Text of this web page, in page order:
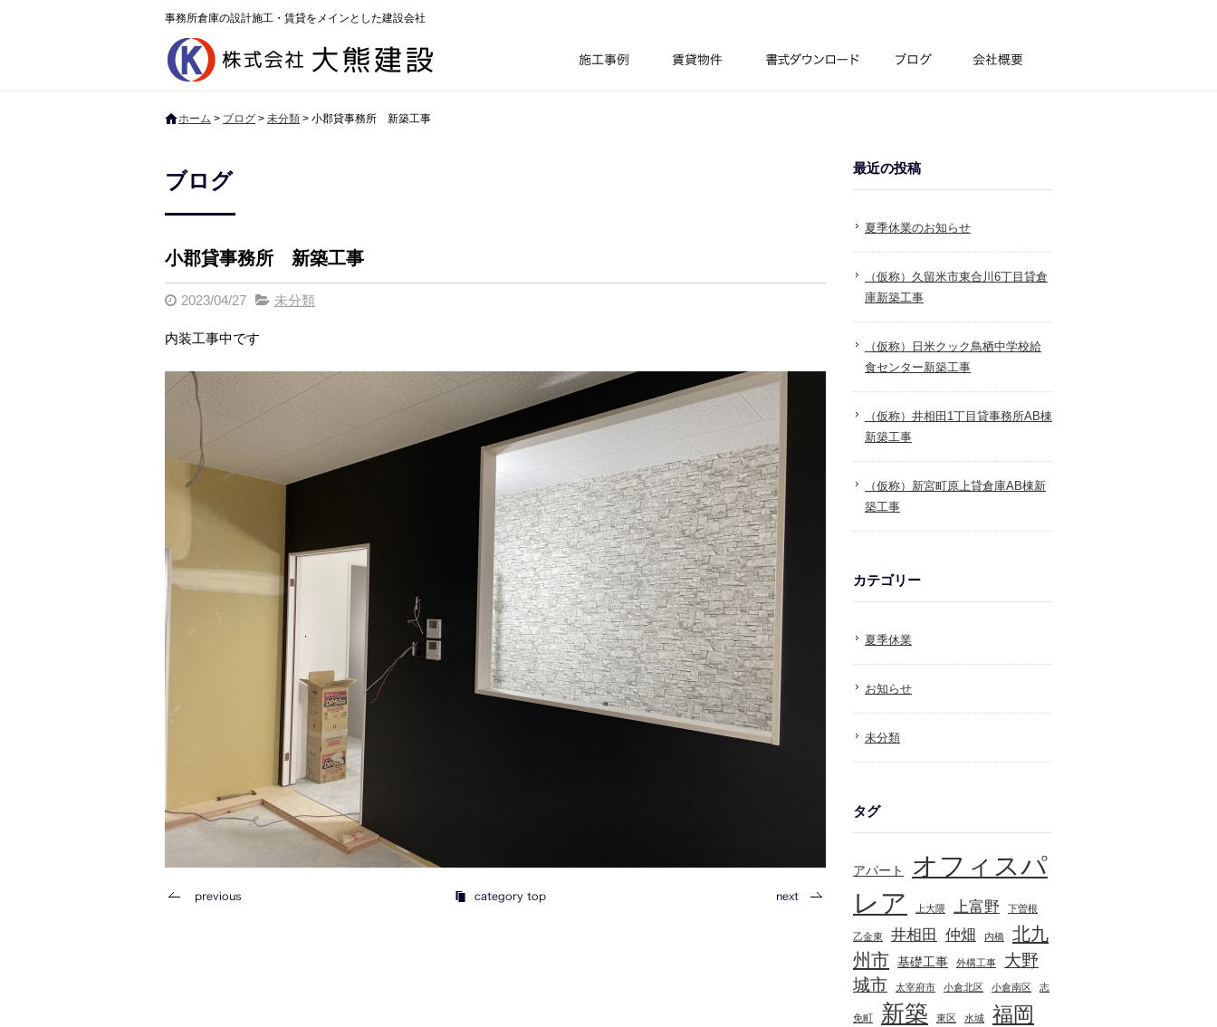
事務所倉庫の設計施工・賃貸をメインとした建設会社
ホーム > ブログ > 未分類 > 小郡貸事務所 新築工事
ブログ
小郡貸事務所 新築工事
2023/04/27 未分類
内装工事中です
最近の投稿
夏季休業のお知らせ
（仮称）久留米市東合川6丁目貸倉
庫新築工事
（仮称）日米クック鳥栖中学校給
食センター新築工事
（仮称）井相田1丁目貸事務所AB棟
新築工事
（仮称）新宮町原上貸倉庫AB棟新
築工事
カテゴリー
夏季休業
お知らせ
未分類
タグ
アパート
オフィスパ
レア
上大隈 上富野 下曽根
乙金東 井相田 仲畑 内橋
北九
州市 基礎工事 外構工事
大野
城市
太宰府市 小倉北区 小倉南区 志
免町 新築 東区 水城
福岡